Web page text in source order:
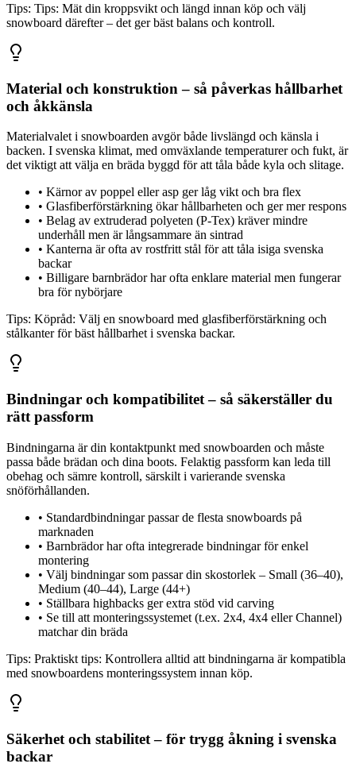
Tips: Tips: Mät din kroppsvikt och längd innan köp och välj
snowboard därefter – det ger bäst balans och kontroll.
Material och konstruktion – så påverkas hållbarhet
och åkkänsla
Materialvalet i snowboarden avgör både livslängd och känsla i
backen. I svenska klimat, med omväxlande temperaturer och fukt, är
det viktigt att välja en bräda byggd för att tåla både kyla och slitage.
• Kärnor av poppel eller asp ger låg vikt och bra flex
• Glasfiberförstärkning ökar hållbarheten och ger mer respons
• Belag av extruderad polyeten (P-Tex) kräver mindre
underhåll men är långsammare än sintrad
• Kanterna är ofta av rostfritt stål för att tåla isiga svenska
backar
• Billigare barnbrädor har ofta enklare material men fungerar
bra för nybörjare
Tips: Köpråd: Välj en snowboard med glasfiberförstärkning och
stålkanter för bäst hållbarhet i svenska backar.
Bindningar och kompatibilitet – så säkerställer du
rätt passform
Bindningarna är din kontaktpunkt med snowboarden och måste
passa både brädan och dina boots. Felaktig passform kan leda till
obehag och sämre kontroll, särskilt i varierande svenska
snöförhållanden.
• Standardbindningar passar de flesta snowboards på
marknaden
• Barnbrädor har ofta integrerade bindningar för enkel
montering
• Välj bindningar som passar din skostorlek – Small (36–40),
Medium (40–44), Large (44+)
• Ställbara highbacks ger extra stöd vid carving
• Se till att monteringssystemet (t.ex. 2x4, 4x4 eller Channel)
matchar din bräda
Tips: Praktiskt tips: Kontrollera alltid att bindningarna är kompatibla
med snowboardens monteringssystem innan köp.
Säkerhet och stabilitet – för trygg åkning i svenska
backar